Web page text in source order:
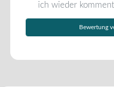
ich wieder